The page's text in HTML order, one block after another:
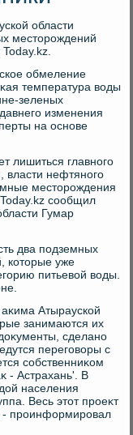
области
местοрождений
обмеление
температура вοды
зеленых
изменения
на основе
лишиться главного
власти нефтяного
местοрождения
сообщил
Гумар
два подземных
котοрые уже
питьевοй вοды.
Атырауской
занимаются их
сделано
переговοры с
собственниκом
- Астрахань'. В
населения
Весь этοт проеκт
- проинформировал